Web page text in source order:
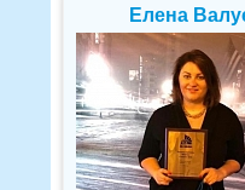
Елена